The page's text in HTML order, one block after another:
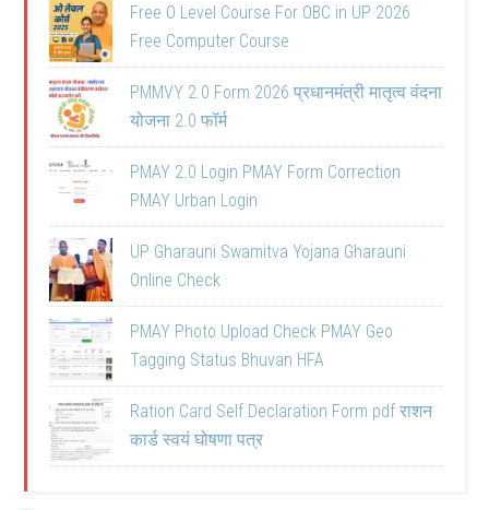
Free O Level Course For OBC in UP 2026
Free Computer Course
PMMVY 2.0 Form 2026 प्रधानमंत्री मातृत्व वंदना
योजना 2.0 फॉर्म
PMAY 2.0 Login PMAY Form Correction
PMAY Urban Login
UP Gharauni Swamitva Yojana Gharauni
Online Check
PMAY Photo Upload Check PMAY Geo
Tagging Status Bhuvan HFA
Ration Card Self Declaration Form pdf राशन
कार्ड स्वयं घोषणा पत्र